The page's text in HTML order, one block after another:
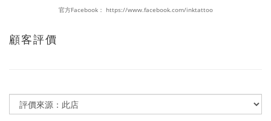
官方Facebook： https://www.facebook.com/inktattoo
顧客評價